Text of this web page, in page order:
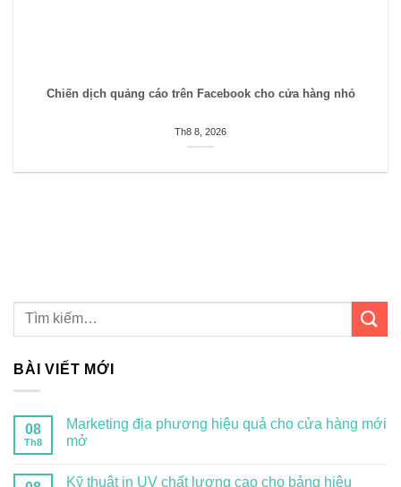
Chiến dịch quảng cáo trên Facebook cho cửa hàng nhỏ
Th8 8, 2026
BÀI VIẾT MỚI
08
Th8
Marketing địa phương hiệu quả cho cửa hàng mới
mở
Kỹ thuật in UV chất lượng cao cho bảng hiệu